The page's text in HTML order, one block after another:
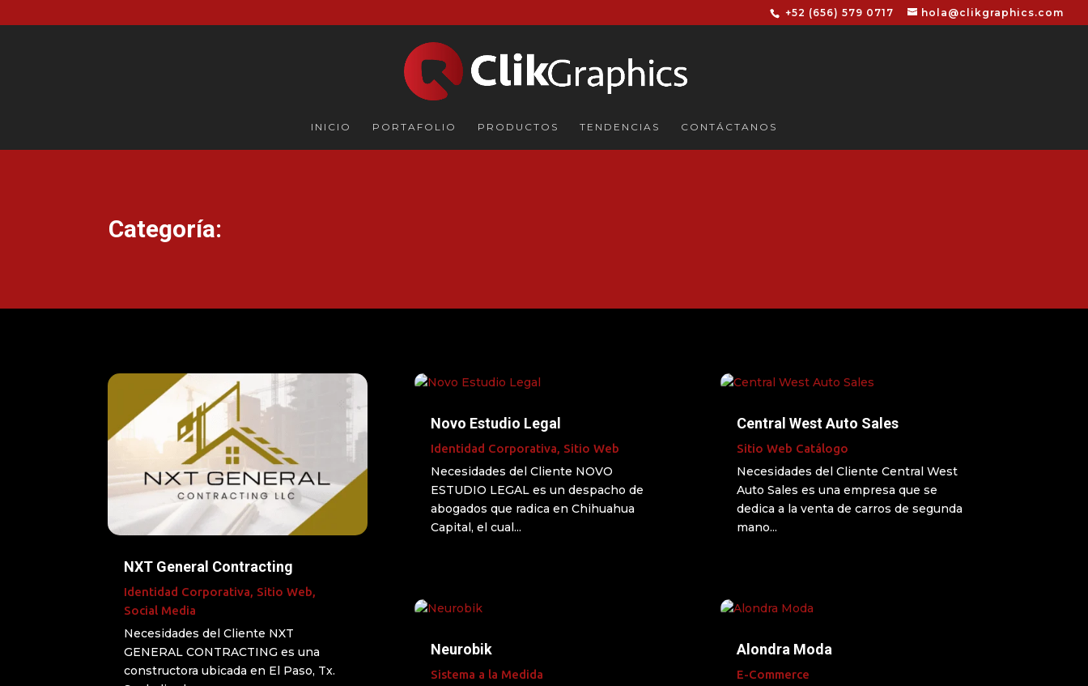
+52 (656) 579 0717 hola@clikgraphics.com
INICIO PORTAFOLIO PRODUCTOS TENDENCIAS CONTÁCTANOS
Categoría:
NXT General Contracting
Identidad Corporativa, Sitio Web,
Social Media
Necesidades del Cliente NXT
GENERAL CONTRACTING es una
constructora ubicada en El Paso, Tx.
Novo Estudio Legal
Identidad Corporativa, Sitio Web
Necesidades del Cliente NOVO
ESTUDIO LEGAL es un despacho de
abogados que radica en Chihuahua
Capital, el cual...
Neurobik
Sistema a la Medida
Central West Auto Sales
Sitio Web Catálogo
Necesidades del Cliente Central West
Auto Sales es una empresa que se
dedica a la venta de carros de segunda
mano...
Alondra Moda
E-Commerce